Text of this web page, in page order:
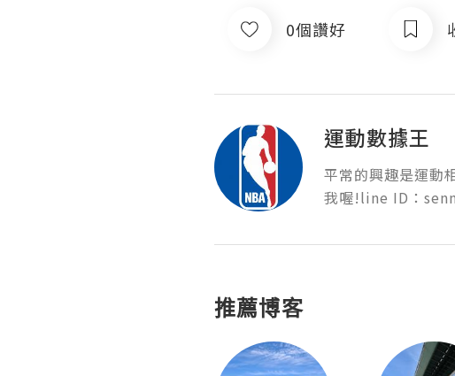
0個讚好
運動數據王
平常的興趣是運動
我喔!line ID：
推薦博客